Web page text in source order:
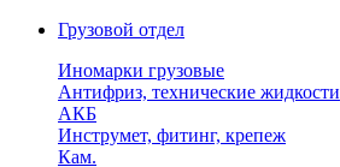
Грузовой отдел
Иномарки грузовые
Антифриз, технические жидкости
АКБ
Инструмет, фитинг, крепеж
Кам.